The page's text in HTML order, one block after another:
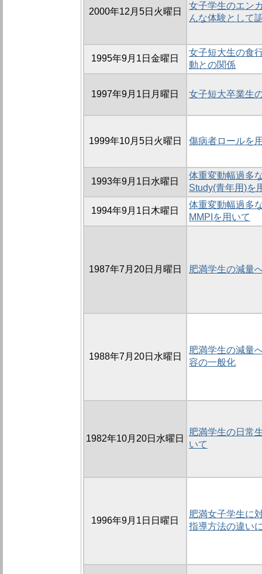
2000年12月5日火曜日
女子学生のエン
んな体験として
1995年9月1日金曜日
女子短大生の食
動との関係
1997年9月1日月曜日 女子短大卒業生
1999年10月5日火曜日 傷病者ロールを
1993年9月1日水曜日
体重変動幅過多
Study(青年用)を
1994年9月1日木曜日
体重変動幅過多
MMPIを用いて
1987年7月20日月曜日 肥満学生の減量
1988年7月20日水曜日
肥満学生の減量
容の一般化
1982年10月20日水曜日
肥満学生の日常
いて
1996年9月1日日曜日
肥満女子学生に
指導方法の違い